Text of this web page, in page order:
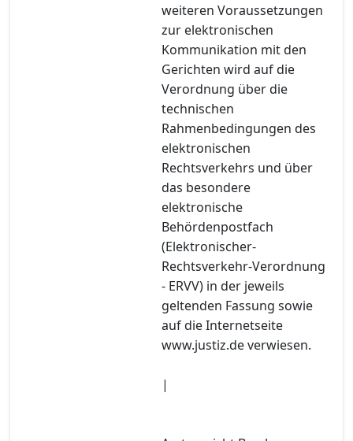
weiteren Voraussetzungen
zur elektronischen
Kommunikation mit den
Gerichten wird auf die
Verordnung über die
technischen
Rahmenbedingungen des
elektronischen
Rechtsverkehrs und über
das besondere
elektronische
Behördenpostfach
(Elektronischer-
Rechtsverkehr-Verordnung
- ERVV) in der jeweils
geltenden Fassung sowie
auf die Internetseite
www.justiz.de verwiesen.
|